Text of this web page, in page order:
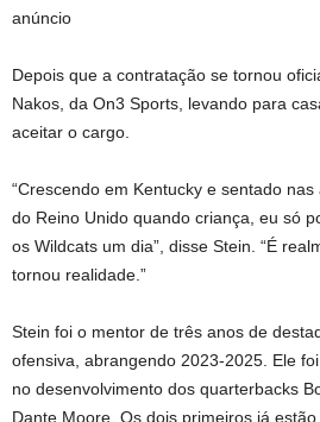
anúncio
Depois que a contratação se tornou
Nakos, da On3 Sports, levando para
aceitar o cargo.
“Crescendo em Kentucky e sentado
do Reino Unido quando criança, eu só
os Wildcats um dia”, disse Stein. “É
tornou realidade.”
Stein foi o mentor de três anos de
ofensiva, abrangendo 2023-2025. Ele
no desenvolvimento dos quarterbacks
Dante Moore. Os dois primeiros já